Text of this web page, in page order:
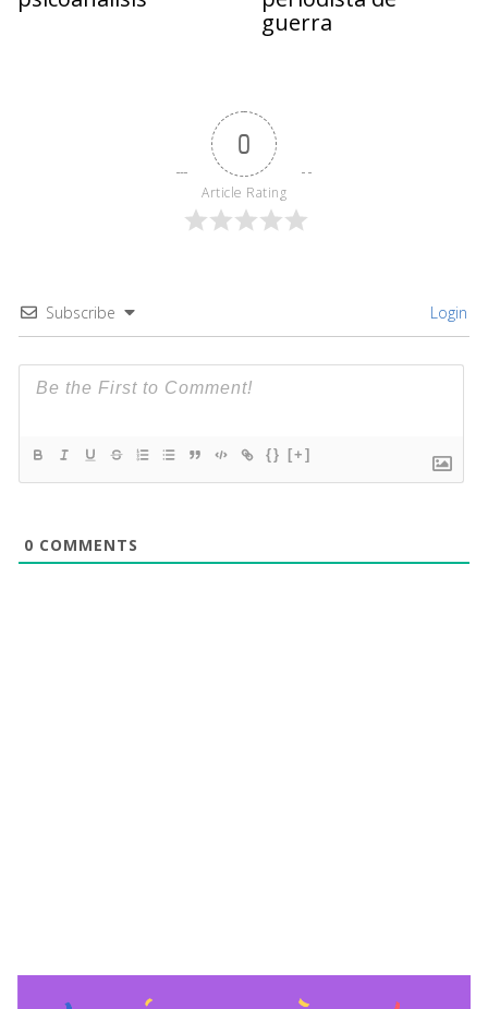
guerra
0
Article Rating
Subscribe Login
{} [+]
0 COMMENTS